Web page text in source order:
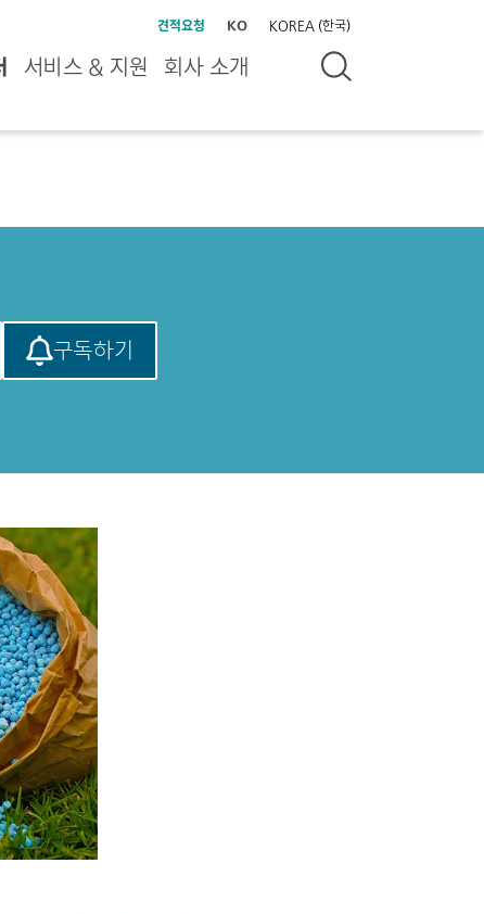
견적요청 KO KOREA (한국)
서비스 & 지원 회사 소개
구독하기